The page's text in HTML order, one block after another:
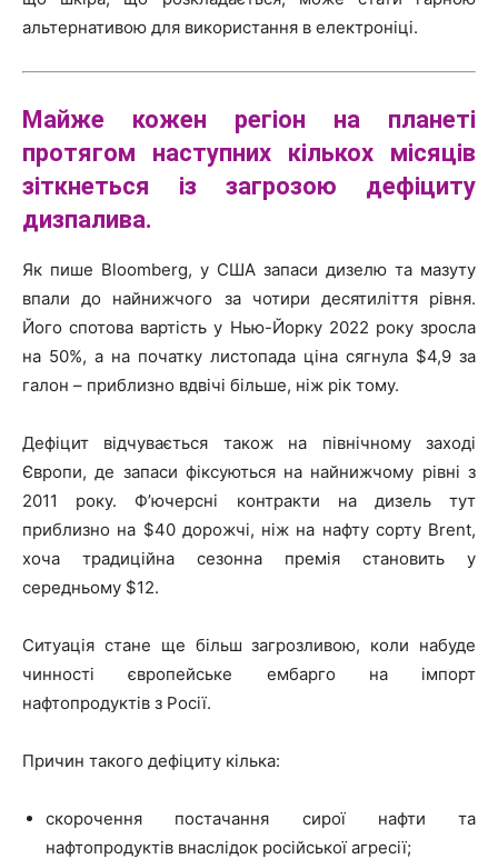
альтернативою для використання в електроніці.
Майже кожен регіон на планеті
протягом наступних кількох місяців
зіткнеться із загрозою дефіциту
дизпалива.
Як пише Bloomberg, у США запаси дизелю та мазуту
впали до найнижчого за чотири десятиліття рівня.
Його спотова вартість у Нью-Йорку 2022 року зросла
на 50%, а на початку листопада ціна сягнула $4,9 за
галон – приблизно вдвічі більше, ніж рік тому.
Дефіцит відчувається також на північному заході
Європи, де запаси фіксуються на найнижчому рівні з
2011 року. Ф’ючерсні контракти на дизель тут
приблизно на $40 дорожчі, ніж на нафту сорту Brent,
хоча традиційна сезонна премія становить у
середньому $12.
Ситуація стане ще більш загрозливою, коли набуде
чинності європейське ембарго на імпорт
нафтопродуктів з Росії.
Причин такого дефіциту кілька:
скорочення постачання сирої нафти та
нафтопродуктів внаслідок російської агресії;